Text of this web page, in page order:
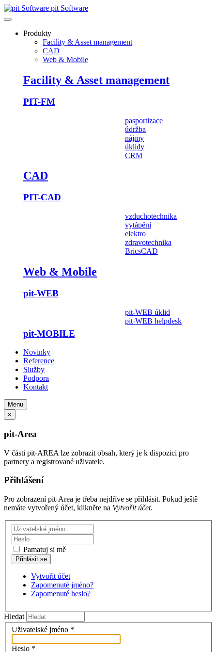
pit Software
Produkty
Facility & Asset management
CAD
Web & Mobile
Facility & Asset management
PIT-FM
pasportizace
údržba
nájmy
úklidy
CRM
CAD
PIT-CAD
vzduchotechnika
vytápění
elektro
zdravotechnika
BricsCAD
Web & Mobile
pit-WEB
pit-WEB úklid
pit-WEB helpdesk
pit-MOBILE
Novinky
Reference
Služby
Podpora
Kontakt
Menu
×
pit-Area
V části pit-AREA lze zobrazit obsah, který je k dispozici pro
partnery a registrované uživatele.
Přihlášení
Pro zobrazení pit-Area je třeba nejdříve se přihlásit. Pokud ještě
nemáte vytvořený účet, klikněte na Vytvořit účet.
Pamatuj si mě
Vytvořit účet
Zapomenuté jméno?
Zapomenuté heslo?
Hledat
Uživatelské jméno *
Heslo *